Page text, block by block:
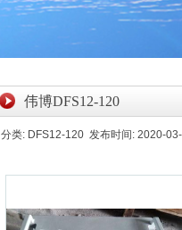
伟博DFS12-120
分类: DFS12-120 发布时间: 2020-